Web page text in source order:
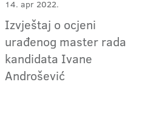
14. apr 2022.
Izvještaj o ocjeni
urađenog master rada
kandidata Ivane
Androšević